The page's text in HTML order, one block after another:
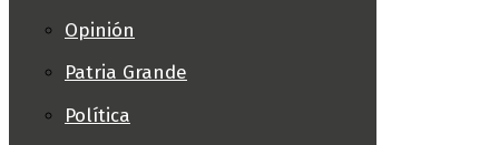
Opinión
Patria Grande
Política